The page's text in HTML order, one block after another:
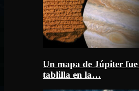
Un mapa de Júpiter
tablilla en la…